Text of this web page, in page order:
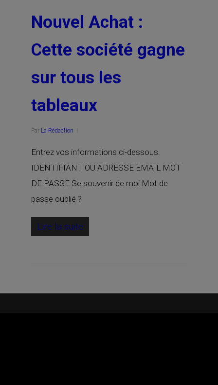
Nouvel Achat :
Cette société gagne
sur tous les
tableaux
Par La Rédaction
Entrez vos informations ci-dessous.
IDENTIFIANT OU ADRESSE EMAIL MOT
DE PASSE Se souvenir de moi Mot de
passe oublié ?
Lire la suite